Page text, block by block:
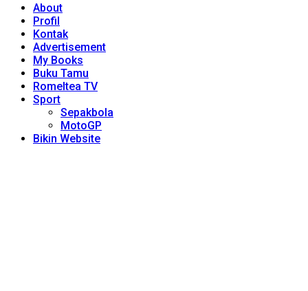
About
Profil
Kontak
Advertisement
My Books
Buku Tamu
Romeltea TV
Sport
Sepakbola
MotoGP
Bikin Website